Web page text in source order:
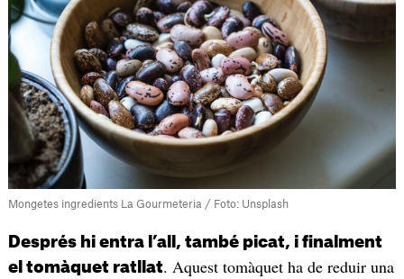
Mongetes ingredients La Gourmeteria / Foto: Unsplash
Després hi entra l’all, també picat, i finalment
el tomàquet ratllat. Aquest tomàquet ha de reduir una